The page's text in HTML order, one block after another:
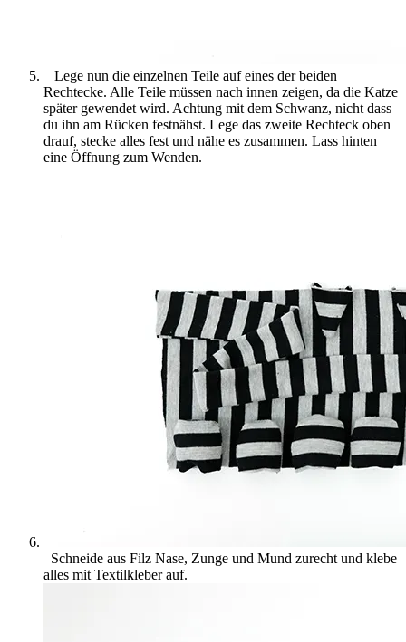
Lege nun die einzelnen Teile auf eines der beiden
Rechtecke. Alle Teile müssen nach innen zeigen, da die Katze
später gewendet wird. Achtung mit dem Schwanz, nicht dass
du ihn am Rücken festnähst. Lege das zweite Rechteck oben
drauf, stecke alles fest und nähe es zusammen. Lass hinten
eine Öffnung zum Wenden.
Schneide aus Filz Nase, Zunge und Mund zurecht und klebe
alles mit Textilkleber auf.